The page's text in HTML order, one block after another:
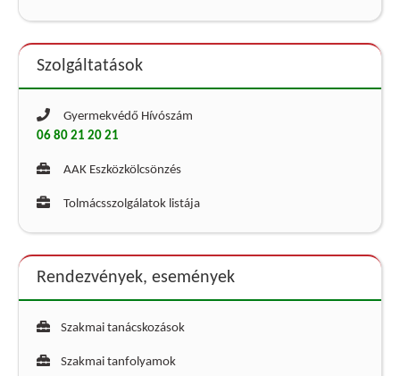
Szolgáltatások
Gyermekvédő Hívószám
06 80 21 20 21
AAK Eszközkölcsönzés
Tolmácsszolgálatok listája
Rendezvények, események
Szakmai tanácskozások
Szakmai tanfolyamok